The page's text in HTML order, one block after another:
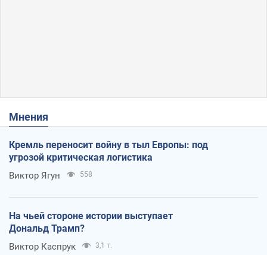
Мнения
Кремль переносит войну в тыл Европы: под
угрозой критическая логистика
Виктор Ягун 558
На чьей стороне истории выступает
Дональд Трамп?
Виктор Каспрук 3,1 т.